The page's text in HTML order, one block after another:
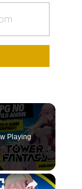
Playing
×